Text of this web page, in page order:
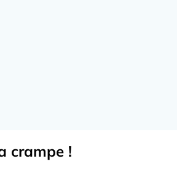
crampe !